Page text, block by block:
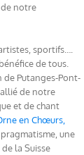
notre
sportifs….
de tous.
de Putanges-Pont-
allié de notre
et de chant
en Chœurs,
une
la Suisse